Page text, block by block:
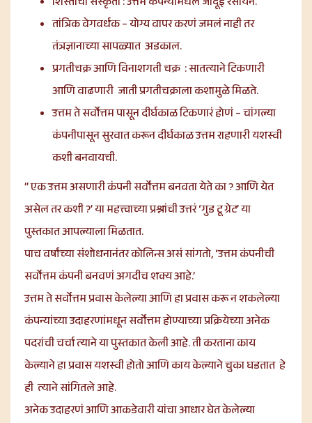
तांत्रिक वेगवर्धक – योग्य वापर करणं जमलं नाही तर
तंत्रज्ञानाच्या सापळ्यात अडकाल.
प्रगतीचक्र आणि विनाशगती चक्र : सातत्याने टिकणारी
आणि वाढणारी जाती प्रगतीचक्राला कशामुळे मिळते.
उत्तम ते सर्वोत्तम पासून दीर्घकाळ टिकणारं होणं – चांगल्या
कंपनीपासून सुरवात करून दीर्घकाळ उत्तम राहणारी यशस्वी
कशी बनवायची.
” एक उत्तमअसणारीकंपनी सर्वोत्तम बनवता येते का ? आणि येत
असेल तर कशी ?’ या महत्त्वाच्या प्रश्नांची उत्तरं ‘गुड टू ग्रेट’ या
पुस्तकात आपल्याला मिळतात.
पाच वर्षांच्या संशोधनानंतर कोलिन्स असं सांगतो, ‘उत्तम कंपनीची
सर्वोत्तम कंपनी बनवणं अगदीच शक्य आहे.’
उत्तम ते सर्वोत्तम प्रवास केलेल्या आणि हा प्रवास करू न शकलेल्या
कंपन्यांच्या उदाहरणांमधून सर्वोत्तम होण्याच्या प्रक्रियेच्या अनेक
पदरांची चर्चा त्याने या पुस्तकात केली आहे. ती करताना काय
केल्याने हा प्रवास यशस्वी होतो आणि काय केल्याने चुका घडतात हे
ही त्याने सांगितले आहे.
अनेक उदाहरणं आणि आकडेवारी यांचा आधार घेत केलेल्या